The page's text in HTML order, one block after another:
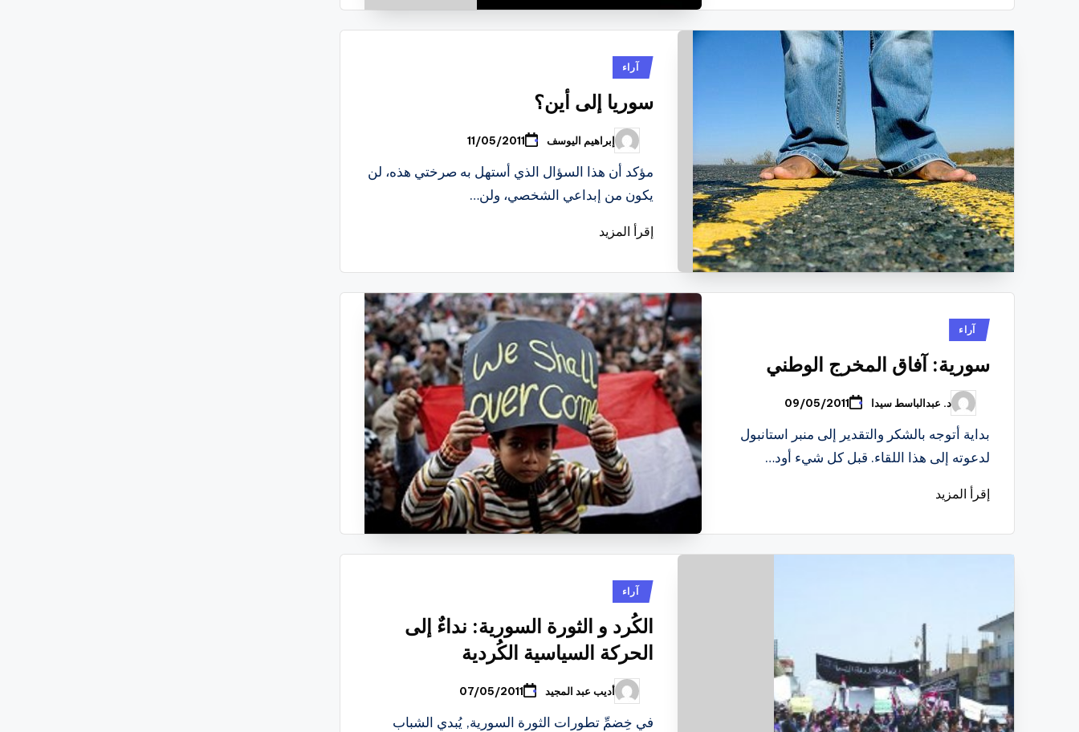
نُشرآراء
سوريا إلى أين؟
تمّ
النشر
بواسطة
إبراهيم اليوسف 11/05/2011
مؤكد أن هذا السؤال الذي أستهل به صرختي هذه، لن
يكون من إبداعي الشخصي، ولن…
إقرأ المزيد
نُشرآراء
سورية: آفاق المخرج الوطني
تمّ
النشر
بواسطة
د. عبدالباسط سيدا 09/05/2011
بداية أتوجه بالشكر والتقدير إلى منبر استانبول
لدعوته إلى هذا اللقاء. قبل كل شيء أود…
إقرأ المزيد
نُشر
في
آراء
الكُرد و الثورة السورية: نداءٌ إلى
الحركة السياسية الكُردية
تمّ
النشر
بواسطة
أديب عبد المجيد 07/05/2011
في خِضمِّ تطورات الثورة السورية, يُبدي الشباب